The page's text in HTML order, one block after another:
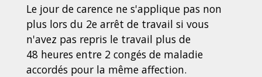
Le jour de carence ne s'applique pas non
plus lors du 2e arrêt de travail si vous
n'avez pas repris le travail plus de
48 heures entre 2 congés de maladie
accordés pour la même affection.